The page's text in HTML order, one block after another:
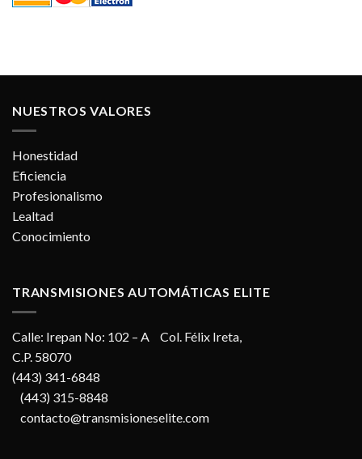
NUESTROS VALORES
Honestidad
Eficiencia
Profesionalismo
Lealtad
Conocimiento
TRANSMISIONES AUTOMÁTICAS ELITE
Calle: Irepan No: 102 – A Col. Félix Ireta,
C.P. 58070
(443) 341-6848
(443) 315-8848
contacto@transmisioneselite.com